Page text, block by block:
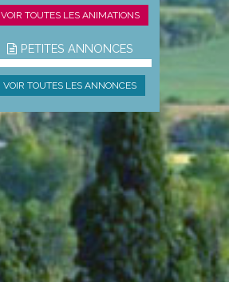
VOIR TOUTES LES ANIMATIONS
PETITES ANNONCES
VOIR TOUTES LES ANNONCES